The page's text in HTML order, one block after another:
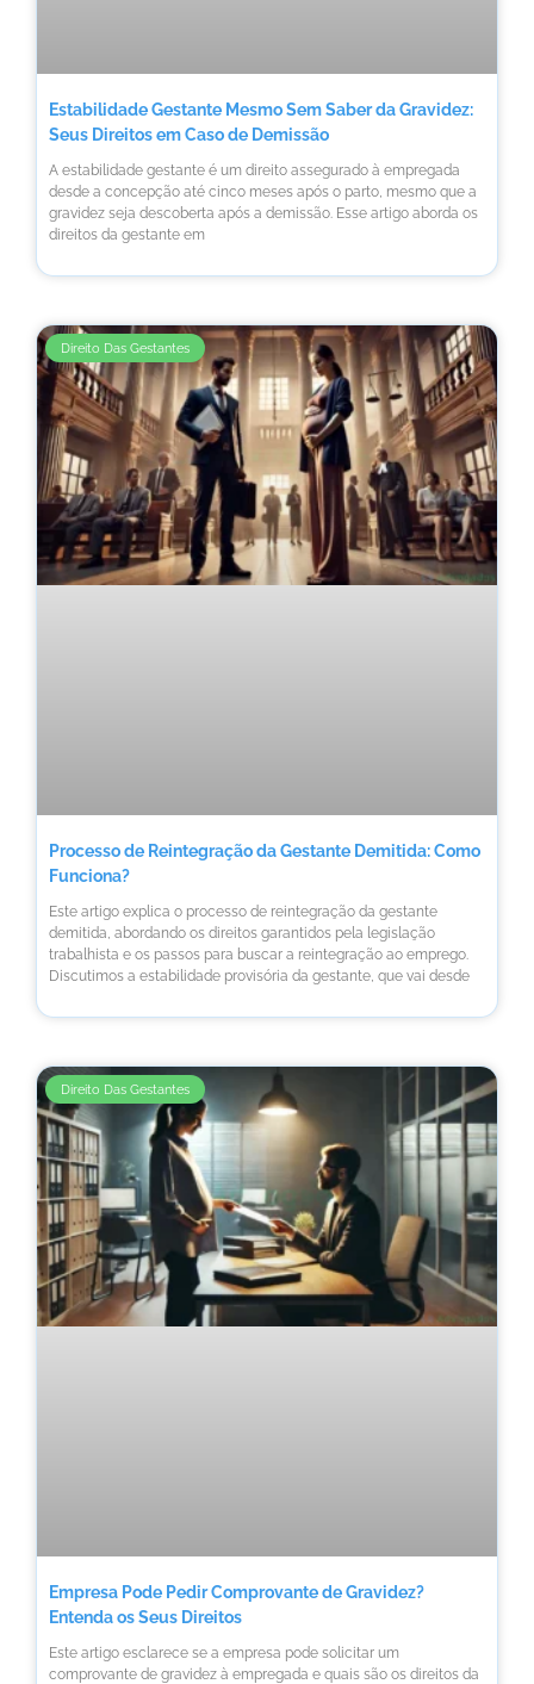
Estabilidade Gestante Mesmo Sem Saber da Gravidez:
Seus Direitos em Caso de Demissão
A estabilidade gestante é um direito assegurado à empregada
desde a concepção até cinco meses após o parto, mesmo que a
gravidez seja descoberta após a demissão. Esse artigo aborda os
direitos da gestante em
Direito Das Gestantes
Processo de Reintegração da Gestante Demitida: Como
Funciona?
Este artigo explica o processo de reintegração da gestante
demitida, abordando os direitos garantidos pela legislação
trabalhista e os passos para buscar a reintegração ao emprego.
Discutimos a estabilidade provisória da gestante, que vai desde
Direito Das Gestantes
Empresa Pode Pedir Comprovante de Gravidez?
Entenda os Seus Direitos
Este artigo esclarece se a empresa pode solicitar um
comprovante de gravidez à empregada e quais são os direitos da